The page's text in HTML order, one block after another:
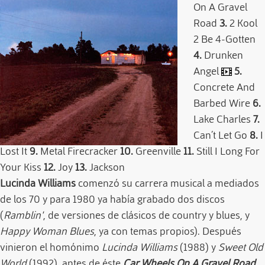
On A Gravel
Road 3.2 Kool
2 Be 4-Gotten
4. Drunken
Angel
5.
Concrete And
Barbed Wire 6.
Lake Charles 7.
Can´t Let Go 8. I
Lost It9. Metal Firecracker10. Greenville11. Still I Long For
Your Kiss 12.Joy13.Jackson
Lucinda Williams comenzó su carrera musical a mediados
de los 70 y para 1980 ya había grabado dos discos
(Ramblin', de versiones de clásicos de country y blues, y
Happy Woman Blues, ya con temas propios). Después
vinieron el homónimo Lucinda Williams(1988) y Sweet Old